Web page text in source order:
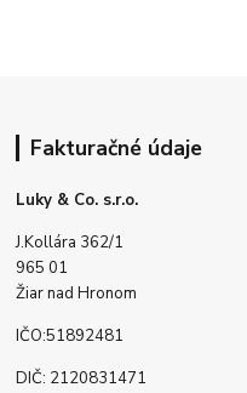
Fakturačné údaje
Luky & Co. s.r.o.
J.Kollára 362/1
965 01
Žiar nad Hronom
IČO:51892481
DIČ: 2120831471